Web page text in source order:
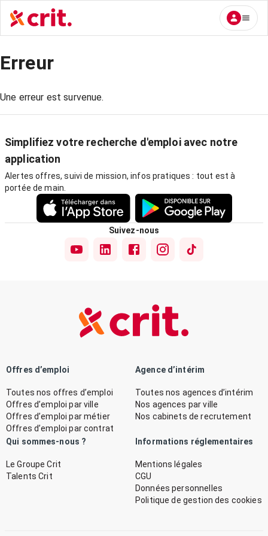
Erreur
Une erreur est survenue.
Simplifiez votre recherche d'emploi avec notre
application
Alertes offres, suivi de mission, infos pratiques : tout est à
portée de main.
Suivez-nous
Offres d’emploi
Toutes nos offres d’emploi
Offres d’emploi par ville
Offres d’emploi par métier
Offres d’emploi par contrat
Agence d’intérim
Toutes nos agences d’intérim
Nos agences par ville
Nos cabinets de recrutement
Qui sommes-nous ?
Le Groupe Crit
Talents Crit
Informations réglementaires
Mentions légales
CGU
Données personnelles
Politique de gestion des cookies